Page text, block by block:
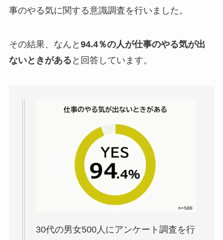
事のやる気に関する意識調査を行いました。
その結果、なんと 94.4％の人が仕事のやる気が出
ないときがある と回答しています。
30代の男女500人にアンケート調査を行